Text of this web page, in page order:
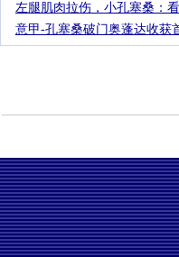
左腿肌肉拉伤，小孔塞桑：
意甲-孔塞桑破门奥蓬达收获